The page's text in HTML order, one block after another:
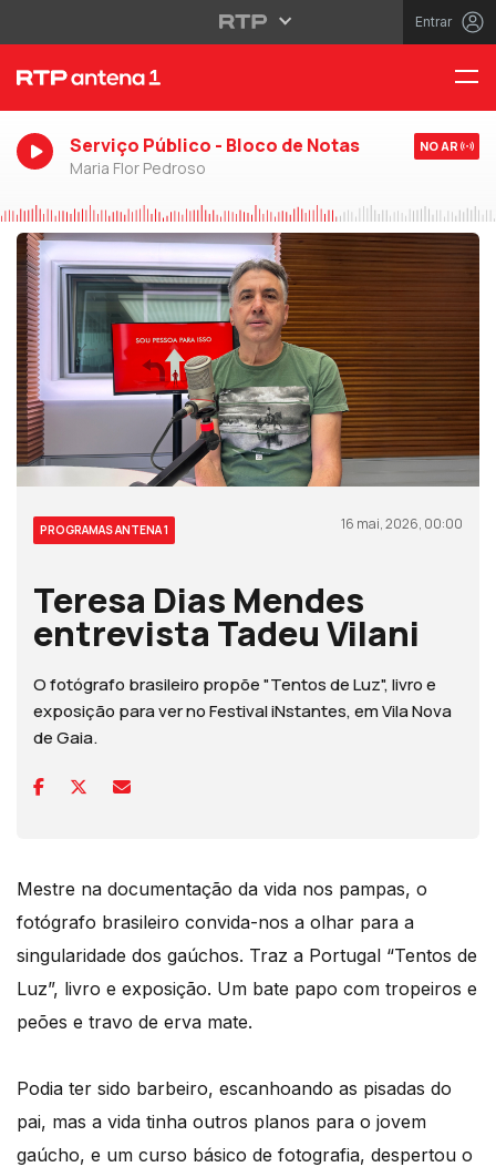
Entrar
Serviço Público - Bloco de Notas
Maria Flor Pedroso
NO AR
PROGRAMAS ANTENA 1 16 mai, 2026, 00:00
Teresa Dias Mendes
entrevista Tadeu Vilani
O fotógrafo brasileiro propõe "Tentos de Luz", livro e
exposição para ver no Festival iNstantes, em Vila Nova
de Gaia.
Mestre na documentação da vida nos pampas, o
fotógrafo brasileiro convida-nos a olhar para a
singularidade dos gaúchos. Traz a Portugal “Tentos de
Luz”, livro e exposição. Um bate papo com tropeiros e
peões e travo de erva mate.
Podia ter sido barbeiro, escanhoando as pisadas do
pai, mas a vida tinha outros planos para o jovem
gaúcho, e um curso básico de fotografia, despertou o